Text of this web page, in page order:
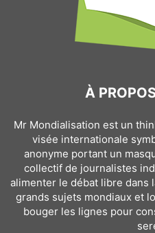
À
Mr Mondialisation est un
visée internationale
anonyme portant un
collectif de journalistes
alimenter le débat libre dans
grands sujets mondiaux et
bouger les lignes pour